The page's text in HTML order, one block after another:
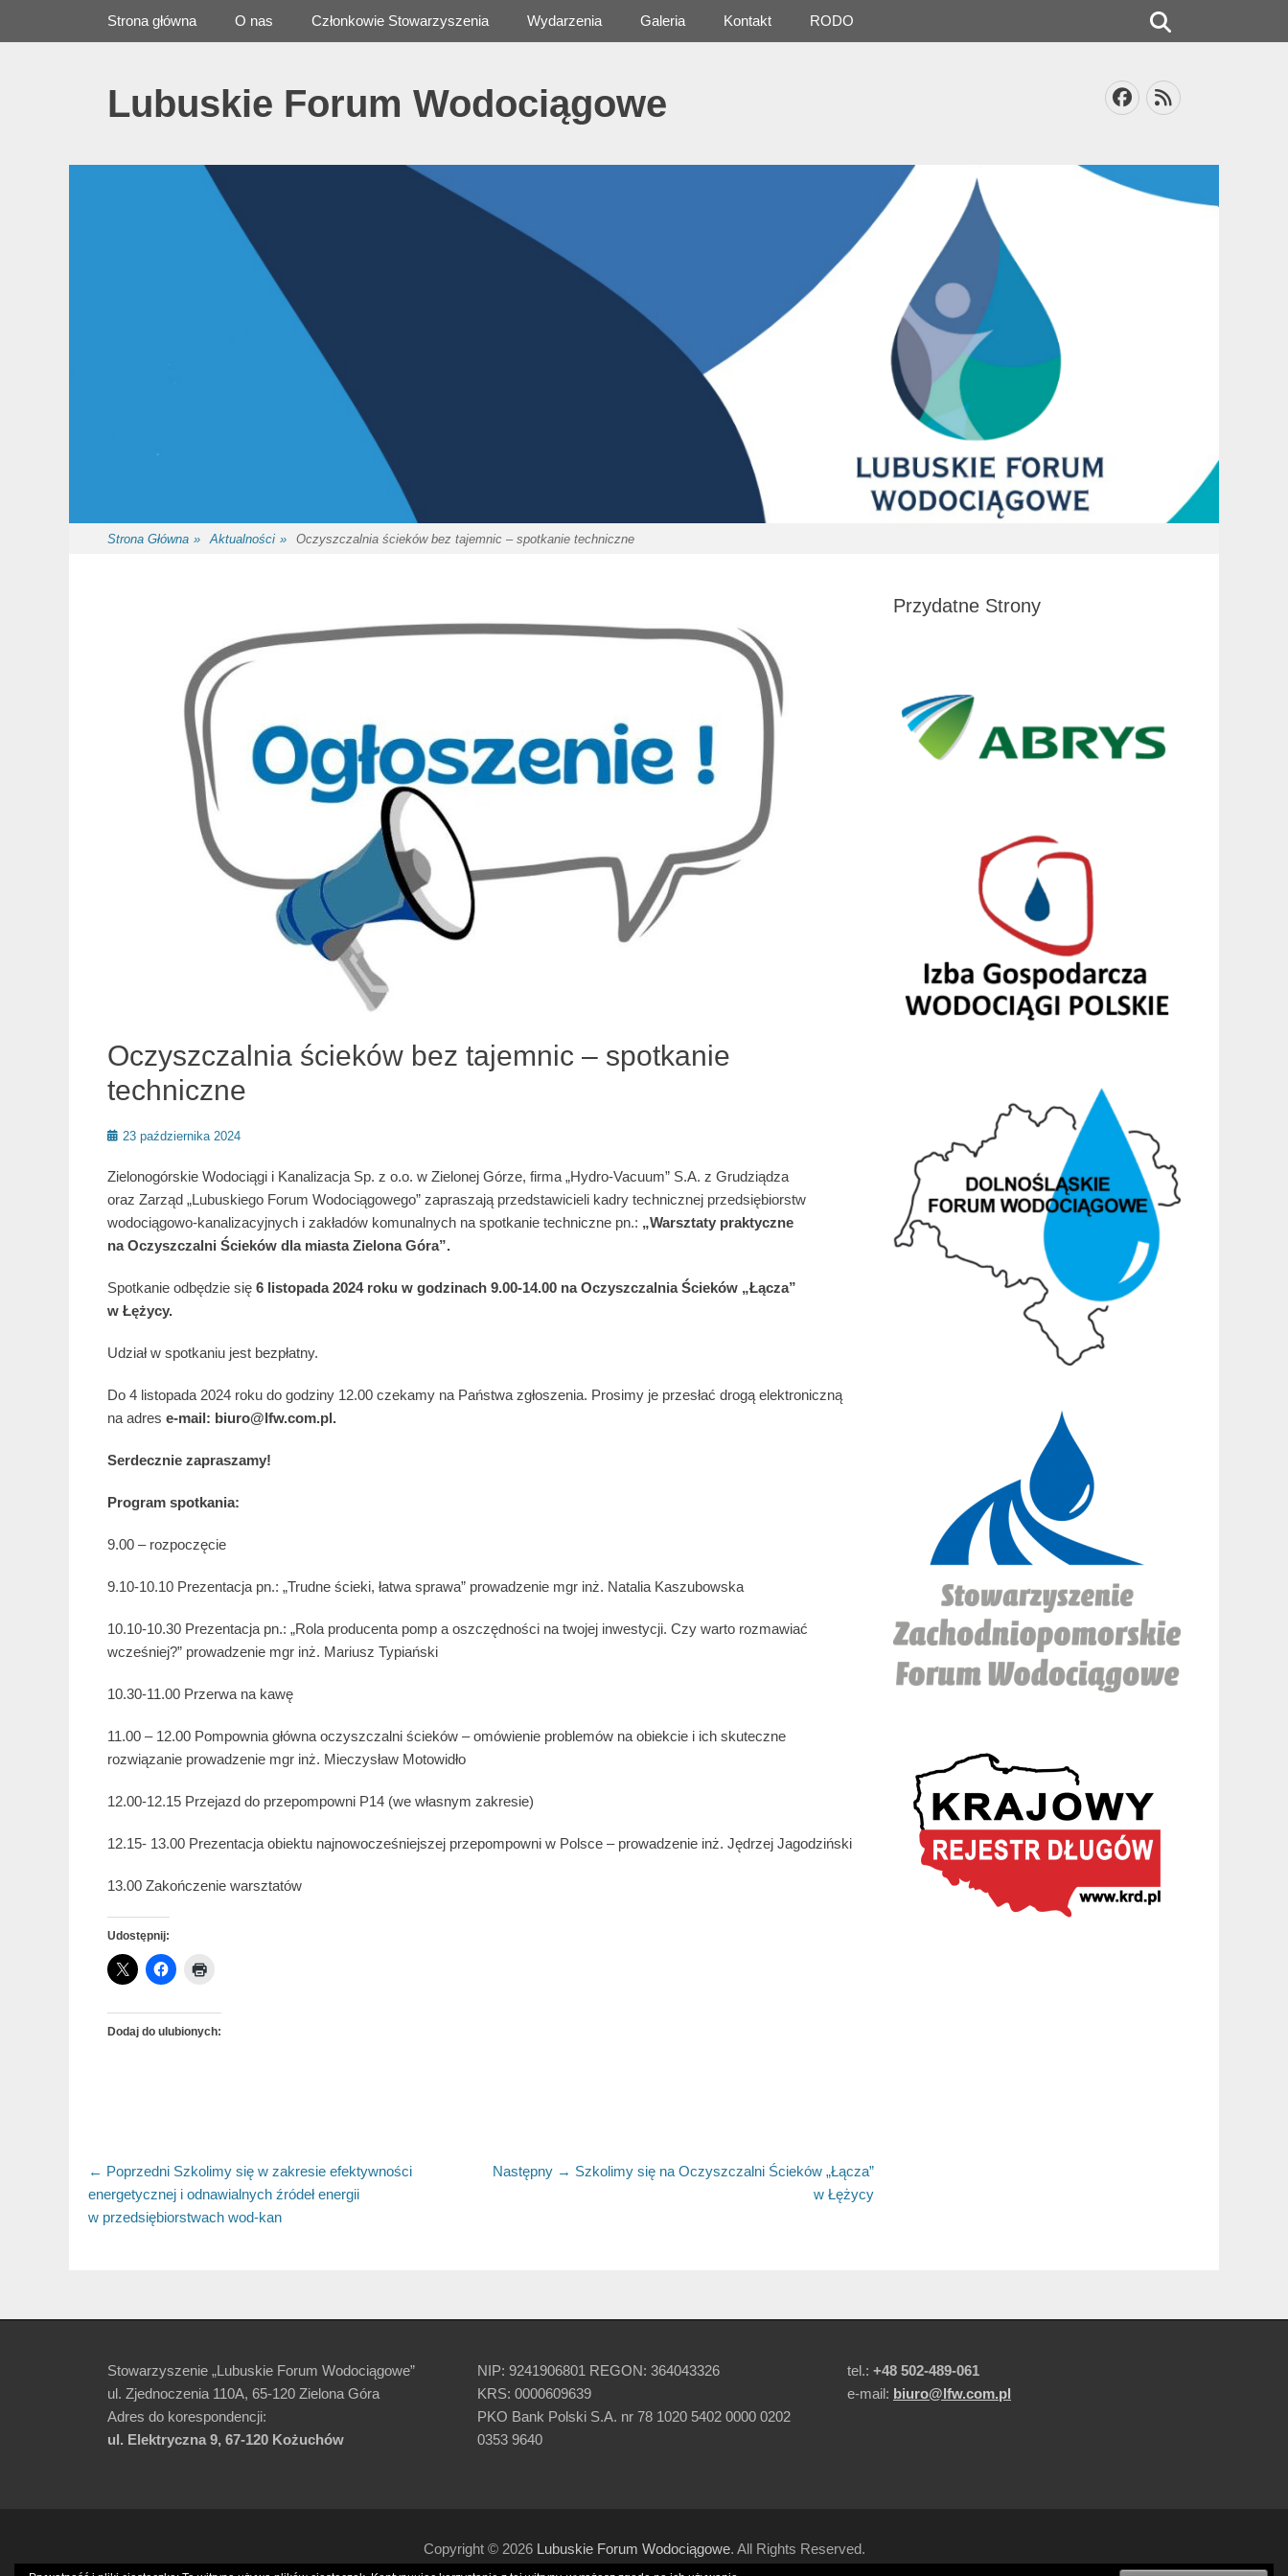
Lubuskie Forum Wodociągowe Facebook
Feed
Primary Menu
Strona główna O nas Członkowie Stowarzyszenia Wydarzenia Galeria Kontakt RODO
Strona Główna » Aktualności » Oczyszczalnia ścieków bez tajemnic – spotkanie techniczne
Oczyszczalnia ścieków bez tajemnic – spotkanie
techniczne
Posted
23 października 2024
Zielonogórskie Wodociągi i Kanalizacja Sp. z o.o. w Zielonej Górze, firma „Hydro-Vacuum” S.A. z Grudziądza
oraz Zarząd „Lubuskiego Forum Wodociągowego” zapraszają przedstawicieli kadry technicznej przedsiębiorstw
wodociągowo-kanalizacyjnych i zakładów komunalnych na spotkanie techniczne pn.: „Warsztaty praktyczne
na Oczyszczalni Ścieków dla miasta Zielona Góra”.
Spotkanie odbędzie się 6 listopada 2024 roku w godzinach 9.00-14.00 na Oczyszczalnia Ścieków „Łącza”
w Łężycy.
Udział w spotkaniu jest bezpłatny.
Do 4 listopada 2024 roku do godziny 12.00 czekamy na Państwa zgłoszenia. Prosimy je przesłać drogą elektroniczną
na adres e-mail: biuro@lfw.com.pl.
Serdecznie zapraszamy!
Program spotkania:
9.00 – rozpoczęcie
9.10-10.10 Prezentacja pn.: „Trudne ścieki, łatwa sprawa” prowadzenie mgr inż. Natalia Kaszubowska
10.10-10.30 Prezentacja pn.: „Rola producenta pomp a oszczędności na twojej inwestycji. Czy warto rozmawiać
wcześniej?” prowadzenie mgr inż. Mariusz Typiański
10.30-11.00 Przerwa na kawę
11.00 – 12.00 Pompownia główna oczyszczalni ścieków – omówienie problemów na obiekcie i ich skuteczne
rozwiązanie prowadzenie mgr inż. Mieczysław Motowidło
12.00-12.15 Przejazd do przepompowni P14 (we własnym zakresie)
12.15- 13.00 Prezentacja obiektu najnowocześniejszej przepompowni w Polsce – prowadzenie inż. Jędrzej Jagodziński
13.00 Zakończenie warsztatów
Udostępnij:
Dodaj do ulubionych:
Nawigacja
wpisu
← Poprzedni Poprzedni
artykuł:
Szkolimy się w zakresie efektywności
energetycznej i odnawialnych źródeł energii
w przedsiębiorstwach wod-kan
Następny → Następny
Szkolimy się na Oczyszczalni Ścieków „Łącza”
w Łężycy
Przydatne Strony
Stowarzyszenie „Lubuskie Forum Wodociągowe”
ul. Zjednoczenia 110A, 65-120 Zielona Góra
Adres do korespondencji:
ul. Elektryczna 9, 67-120 Kożuchów
NIP: 9241906801 REGON: 364043326
KRS: 0000609639
PKO Bank Polski S.A. nr 78 1020 5402 0000 0202
0353 9640
tel.: +48 502-489-061
e-mail: biuro@lfw.com.pl
Copyright © 2026 Lubuskie Forum Wodociągowe. All Rights Reserved.